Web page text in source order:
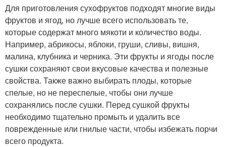
Для приготовления сухофруктов подходят многие виды
фруктов и ягод, но лучше всего использовать те,
которые содержат много мякоти и количество воды.
Например, абрикосы, яблоки, груши, сливы, вишня,
малина, клубника и черника. Эти фрукты и ягоды после
сушки сохраняют свои вкусовые качества и полезные
свойства. Также важно выбирать плоды, которые
спелые, но не переспелые, чтобы они лучше
сохранялись после сушки. Перед сушкой фрукты
необходимо тщательно промыть и удалить все
поврежденные или гнилые части, чтобы избежать порчи
всего продукта.